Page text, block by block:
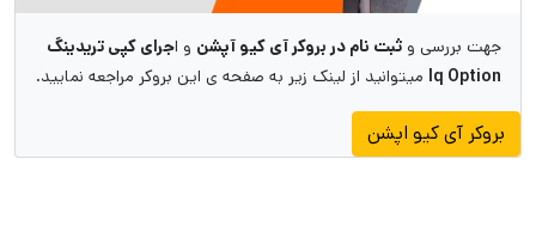
جهت بررسی و ثبت نام در بروکر آی کیو آپشن و اجرای کپی تریدینگ
Iq Option میتوانید از لینک زیر به صفحه ی این بروکر مراجعه نمایید.
بروکر آی کیو اپشن